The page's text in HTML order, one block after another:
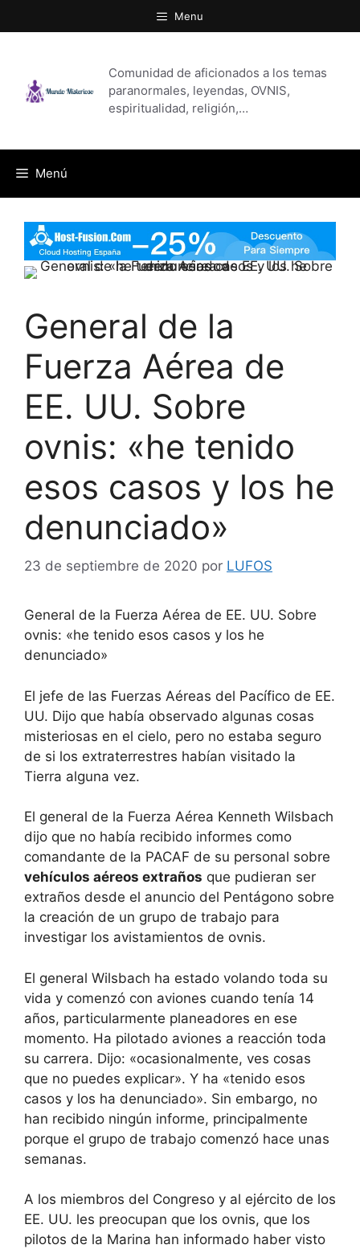
al
Menu
Comunidad de aficionados a los temas
paranormales, leyendas, OVNIS,
espiritualidad, religión,…
Menú
General de la
Fuerza Aérea de
EE. UU. Sobre
ovnis: «he tenido
esos casos y los he
denunciado»
23 de septiembre de 2020 por LUFOS
General de la Fuerza Aérea de EE. UU. Sobre
ovnis: «he tenido esos casos y los he
denunciado»
El jefe de las Fuerzas Aéreas del Pacífico de EE.
UU. Dijo que había observado algunas cosas
misteriosas en el cielo, pero no estaba seguro
de si los extraterrestres habían visitado la
Tierra alguna vez.
El general de la Fuerza Aérea Kenneth Wilsbach
dijo que no había recibido informes como
comandante de la PACAF de su personal sobre
vehículos aéreos extraños que pudieran ser
extraños desde el anuncio del Pentágono sobre
la creación de un grupo de trabajo para
investigar los avistamientos de ovnis.
El general Wilsbach ha estado volando toda su
vida y comenzó con aviones cuando tenía 14
años, particularmente planeadores en ese
momento. Ha pilotado aviones a reacción toda
su carrera. Dijo: «ocasionalmente, ves cosas
que no puedes explicar». Y ha «tenido esos
casos y los ha denunciado». Sin embargo, no
han recibido ningún informe, principalmente
porque el grupo de trabajo comenzó hace unas
semanas.
A los miembros del Congreso y al ejército de los
EE. UU. les preocupan que los ovnis, que los
pilotos de la Marina han informado haber visto